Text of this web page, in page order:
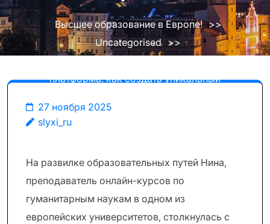
Высшее образование в Европе! >>
Uncategorised >>
платформа: как создать уникальный
27 ноября 2025
slyxi_ru
На развилке образовательных путей Нина,
преподаватель онлайн-курсов по
гуманитарным наукам в одном из
европейских университетов, столкнулась с